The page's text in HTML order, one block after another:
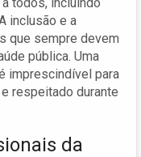
inclusão e a
que sempre devem
pública. Uma
imprescindível para
respeitado durante
da